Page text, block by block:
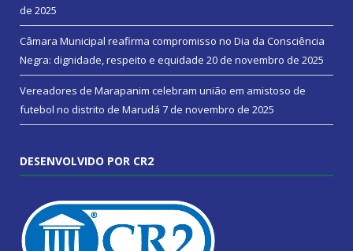
de 2025
Câmara Municipal reafirma compromisso no Dia da Consciência
Negra: dignidade, respeito e equidade 20 de novembro de 2025
Vereadores de Marapanim celebram união em amistoso de
futebol no distrito de Marudá 7 de novembro de 2025
DESENVOLVIDO POR CR2